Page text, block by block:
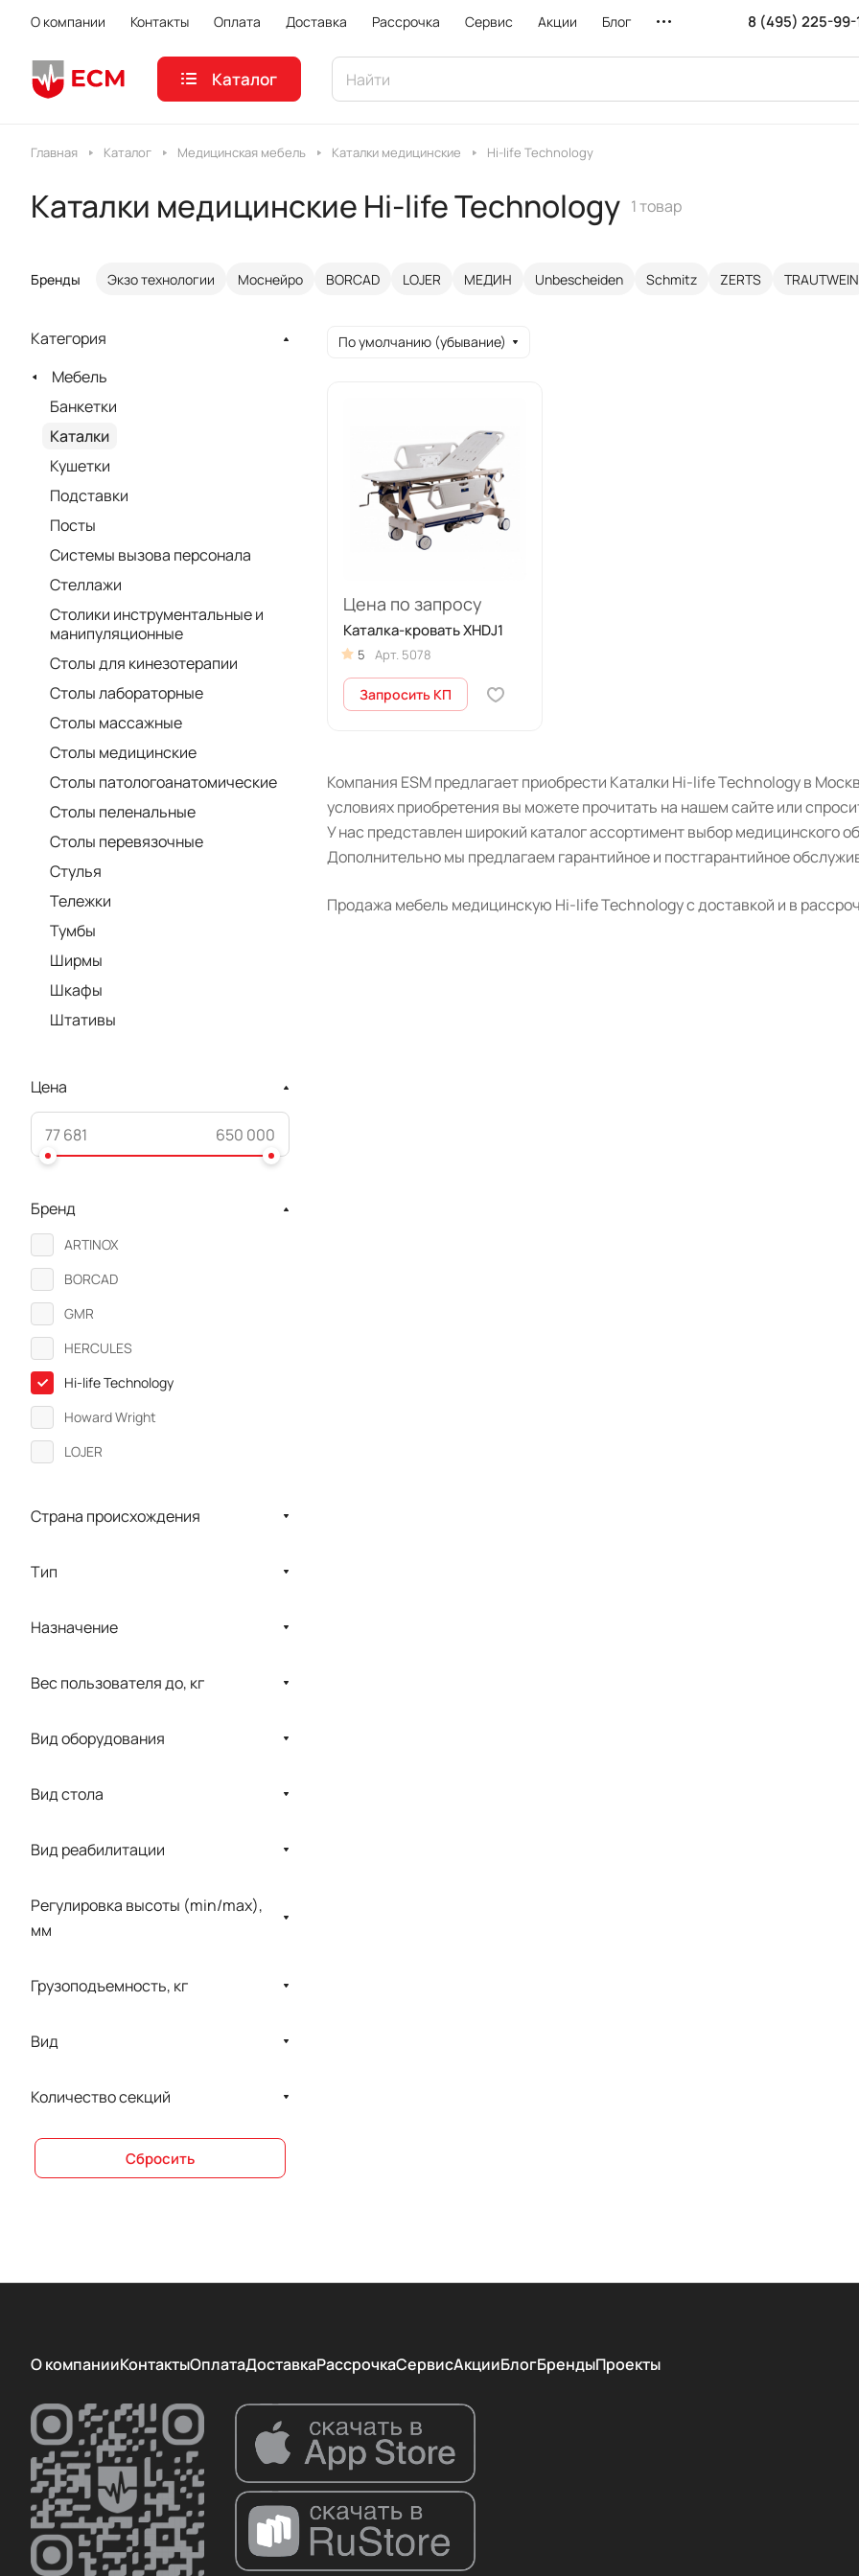
О компании Контакты Оплата Доставка Рассрочка Сервис Акции Блог 8 (495) 225-99-
Каталог
Главная Каталог Медицинская мебель Каталки медицинские Hi-life Technology
Каталки медицинские Hi-life Technology 1 товар
Бренды Экзо технологии Моснейро BORCAD LOJER МЕДИН Unbescheiden Schmitz ZERTS TRAUTWEIN
По умолчанию (убывание)
Цена по запросу
Каталка-кровать XHDJ1
5 Арт. 5078
Запросить КП
Компания ESM предлагает приобрести Каталки Hi-life Technology в
условиях приобретения вы можете прочитать на нашем сайте или
У нас представлен широкий каталог ассортимент выбор медицинского
Дополнительно мы предлагаем гарантийное и постгарантийное
Продажа мебель медицинскую Hi-life Technology с доставкой и в
Категория
Мебель
Банкетки
Каталки
Кушетки
Подставки
Посты
Системы вызова персонала
Стеллажи
Столики инструментальные и
манипуляционные
Столы для кинезотерапии
Столы лабораторные
Столы массажные
Столы медицинские
Столы патологоанатомические
Столы пеленальные
Столы перевязочные
Стулья
Тележки
Тумбы
Ширмы
Шкафы
Штативы
Цена
Бренд
ARTINOX
BORCAD
GMR
HERCULES
Hi-life Technology
Howard Wright
LOJER
Merivaara
Physioteсhnica
Schmitz
Vermeiren
Горское
Страна происхождения
Тип
Назначение
Вес пользователя до, кг
Вид оборудования
Вид стола
Вид реабилитации
Регулировка высоты (min/max),
мм
Грузоподъемность, кг
Вид
Количество секций
Сбросить
О компанииКонтактыОплатаДоставкаРассрочкаСервисАкцииБлогБрендыПроекты